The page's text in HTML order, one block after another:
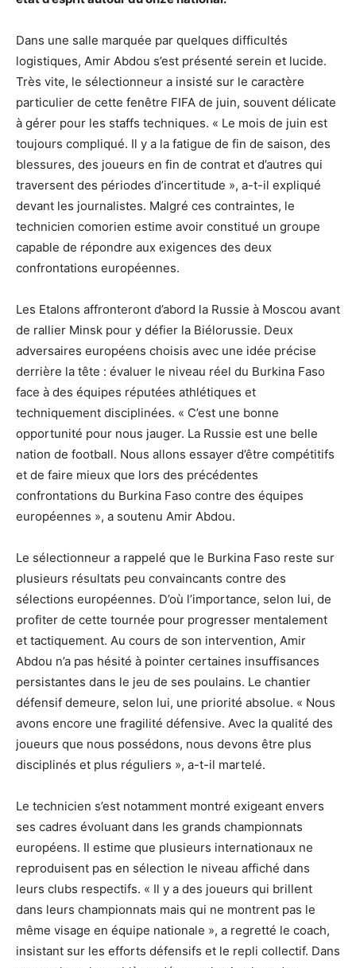
Dans une salle marquée par quelques difficultés
logistiques, Amir Abdou s’est présenté serein et lucide.
Très vite, le sélectionneur a insisté sur le caractère
particulier de cette fenêtre FIFA de juin, souvent délicate
à gérer pour les staffs techniques. « Le mois de juin est
toujours compliqué. Il y a la fatigue de fin de saison, des
blessures, des joueurs en fin de contrat et d’autres qui
traversent des périodes d’incertitude », a-t-il expliqué
devant les journalistes. Malgré ces contraintes, le
technicien comorien estime avoir constitué un groupe
capable de répondre aux exigences des deux
confrontations européennes.
Les Etalons affronteront d’abord la Russie à Moscou avant
de rallier Minsk pour y défier la Biélorussie. Deux
adversaires européens choisis avec une idée précise
derrière la tête : évaluer le niveau réel du Burkina Faso
face à des équipes réputées athlétiques et
techniquement disciplinées. « C’est une bonne
opportunité pour nous jauger. La Russie est une belle
nation de football. Nous allons essayer d’être compétitifs
et de faire mieux que lors des précédentes
confrontations du Burkina Faso contre des équipes
européennes », a soutenu Amir Abdou.
Le sélectionneur a rappelé que le Burkina Faso reste sur
plusieurs résultats peu convaincants contre des
sélections européennes. D’où l’importance, selon lui, de
profiter de cette tournée pour progresser mentalement
et tactiquement. Au cours de son intervention, Amir
Abdou n’a pas hésité à pointer certaines insuffisances
persistantes dans le jeu de ses poulains. Le chantier
défensif demeure, selon lui, une priorité absolue. « Nous
avons encore une fragilité défensive. Avec la qualité des
joueurs que nous possédons, nous devons être plus
disciplinés et plus réguliers », a-t-il martelé.
Le technicien s’est notamment montré exigeant envers
ses cadres évoluant dans les grands championnats
européens. Il estime que plusieurs internationaux ne
reproduisent pas en sélection le niveau affiché dans
leurs clubs respectifs. « Il y a des joueurs qui brillent
dans leurs championnats mais qui ne montrent pas le
même visage en équipe nationale », a regretté le coach,
insistant sur les efforts défensifs et le repli collectif. Dans